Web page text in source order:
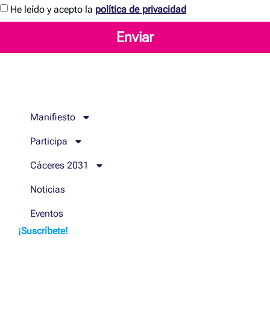
He leído y acepto la política de privacidad
Enviar
Manifiesto
Participa
Cáceres 2031
Noticias
Eventos
¡Suscríbete!